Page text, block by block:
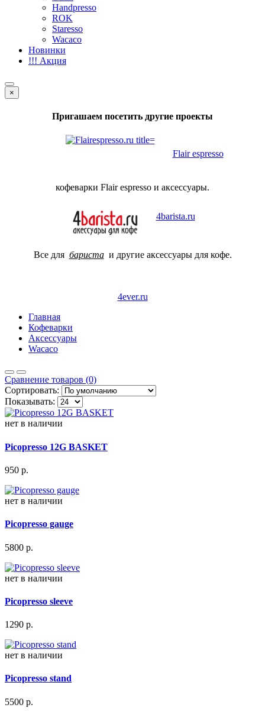
Handpresso
ROK
Staresso
Wacaco
Новинки
!!! Акция
×
Пригашаем посетить другие проекты
Flair espresso
кофеварки Flair espresso и аксессуары.
4barista.ru
Все для баристаи другие аксессуары для кофе.
4ever.ru
Главная
Кофеварки
Аксессуары
Wacaco
Сравнение товаров (0)
Сортировать:
Показывать:
нет в наличии
Picopresso 12G BASKET
950 р.
нет в наличии
Picopresso gauge
5800 р.
нет в наличии
Picopresso sleeve
1290 р.
нет в наличии
Picopresso stand
5500 р.